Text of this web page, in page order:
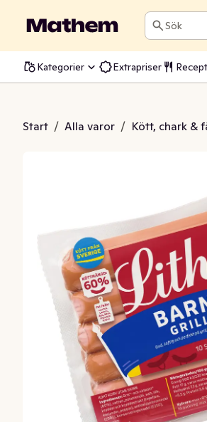
Sök
Kategorier Extrapriser Recept
Start / Alla varor / Kött, chark &
Grillkorv 10-p